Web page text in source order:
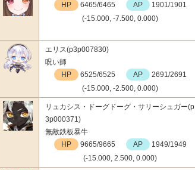
HP
6465/6465 AP
1901/1901
(-15.000, -7.500, 0.000)
エリス(p3p007830)
呪い師
HP
6525/6525 AP
2691/2691
(-15.000, -2.500, 0.000)
リュカシス・ドーグドーグ・サリーシュガー(p
3p000371)
無敵鉄板暴牛
HP
9665/9665 AP
1949/1949
(-15.000, 2.500, 0.000)